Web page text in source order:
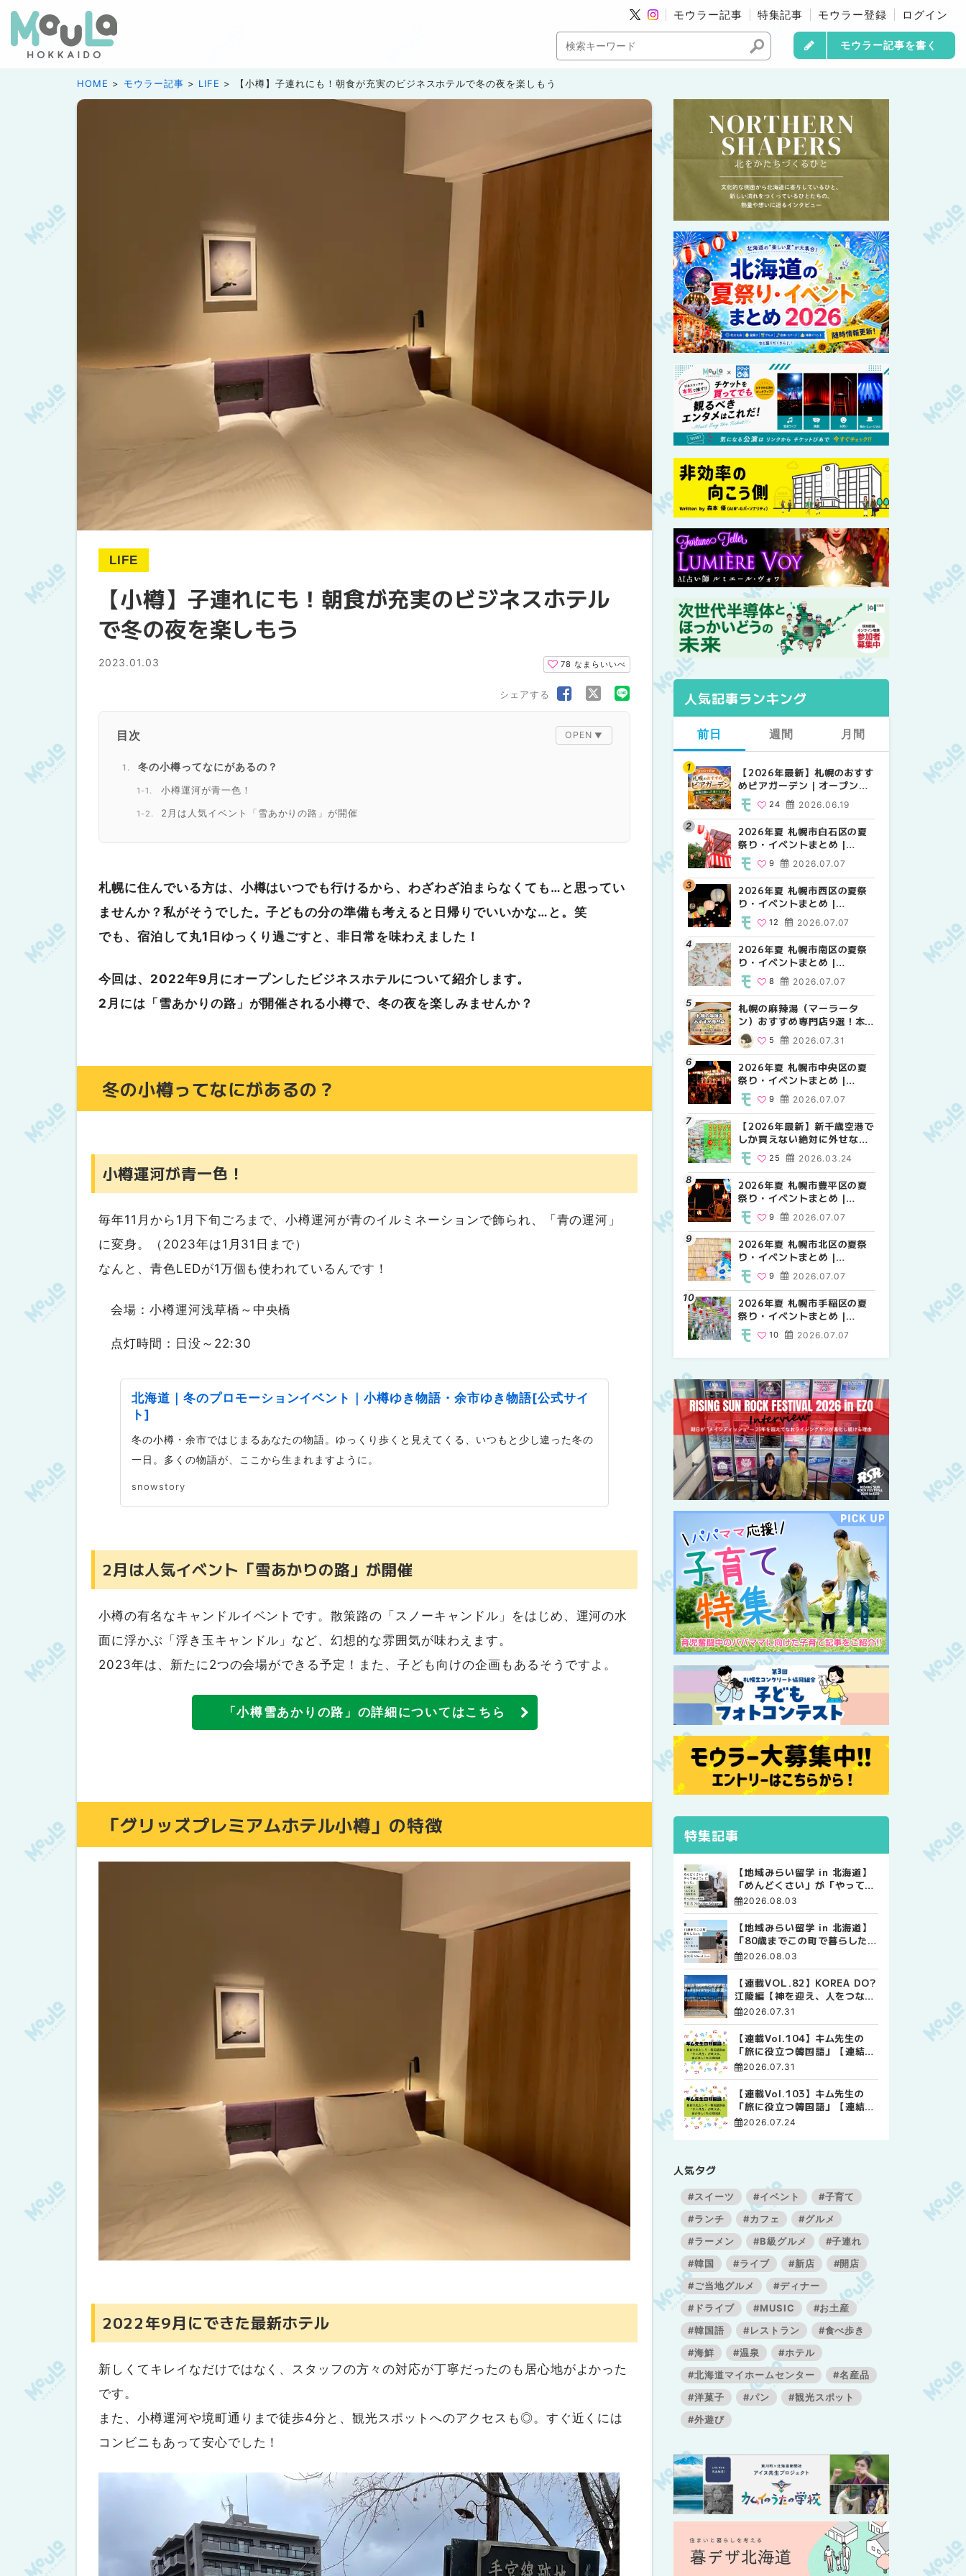
モウラー記事 特集記事 モウラー登録 ログイン
モウラー記事を書く
HOME モウラー記事 LIFE 【小樽】子連れにも！朝食が充実のビジネスホテルで冬の夜を楽しもう
LIFE
【小樽】子連れにも！朝食が充実のビジネスホテル
で冬の夜を楽しもう
2023.01.03 78 なまらいいべ
シェアする
目次
冬の小樽ってなにがあるの？
小樽運河が青一色！
2月は人気イベント「雪あかりの路」が開催
13種類のお部屋から選べる
最上階は大浴場！
最大の特徴！朝食が充実
子ども用イス・カトラリーもあり
まとめ
札幌に住んでいる方は、小樽はいつでも行けるから、わざわざ泊まらなくても…と思ってい
ませんか？私がそうでした。子どもの分の準備も考えると日帰りでいいかな…と。笑
でも、宿泊して丸1日ゆっくり過ごすと、非日常を味わえました！
今回は、2022年9月にオープンしたビジネスホテルについて紹介します。
2月には「雪あかりの路」が開催される小樽で、冬の夜を楽しみませんか？
冬の小樽ってなにがあるの？
小樽運河が青一色！
毎年11月から1月下旬ごろまで、小樽運河が青のイルミネーションで飾られ、「青の運河」
に変身。（2023年は1月31日まで）
なんと、青色LEDが1万個も使われているんです！
会場：小樽運河浅草橋～中央橋
点灯時間：日没～22:30
北海道｜冬のプロモーションイベント｜小樽ゆき物語・余市ゆき物語[公式サイ
ト]
冬の小樽・余市ではじまるあなたの物語。ゆっくり歩くと見えてくる、いつもと少し違った冬の
一日。多くの物語が、ここから生まれますように。
snowstory
2月は人気イベント「雪あかりの路」が開催
小樽の有名なキャンドルイベントです。散策路の「スノーキャンドル」をはじめ、運河の水
面に浮かぶ「浮き玉キャンドル」など、幻想的な雰囲気が味わえます。
2023年は、新たに2つの会場ができる予定！また、子ども向けの企画もあるそうですよ。
「小樽雪あかりの路」の詳細についてはこちら
「グリッズプレミアムホテル小樽」の特徴
2022年9月にできた最新ホテル
新しくてキレイなだけではなく、スタッフの方々の対応が丁寧だったのも居心地がよかった
です。
また、小樽運河や境町通りまで徒歩4分と、観光スポットへのアクセスも◎。すぐ近くには
コンビニもあって安心でした！
人気記事ランキング
前日
【2026年最新】札幌のおすす
めビアガーデン｜オープン日
順に徹底紹介！大通公園から
穴場テラスまで | MouLa
HOKKAIDO
2026.06.19
24
2026年夏 札幌市白石区の夏
祭り・イベントまとめ |
MouLa HOKKAIDO
2026.07.07
9
2026年夏 札幌市西区の夏祭
り・イベントまとめ |
MouLa HOKKAIDO
2026.07.07
12
2026年夏 札幌市南区の夏祭
り・イベントまとめ |
MouLa HOKKAIDO
2026.07.07
8
札幌の麻辣湯（マーラータ
ン）おすすめ専門店9選！本
場の量り売りから最新店まで
徹底比較 | MouLa
HOKKAIDO
2026.07.31
5
2026年夏 札幌市中央区の夏
祭り・イベントまとめ |
MouLa HOKKAIDO
2026.07.07
9
【2026年最新】新千歳空港で
しか買えない絶対に外せない
限定スイーツ・焼き菓子18選
| MouLa HOKKAIDO
2026.03.24
25
2026年夏 札幌市豊平区の夏
祭り・イベントまとめ |
MouLa HOKKAIDO
2026.07.07
9
2026年夏 札幌市北区の夏祭
り・イベントまとめ |
MouLa HOKKAIDO
2026.07.07
9
2026年夏 札幌市手稲区の夏
祭り・イベントまとめ |
MouLa HOKKAIDO
2026.07.07
10
週間
【2026年最新】札幌のおすす
めビアガーデン｜オープン日
穴場テラスまで | MouLa
HOKKAIDO
24
2026年夏 札幌市西区の夏祭
り・イベントまとめ |
12
2026年夏 札幌市北区の夏祭
り・イベントまとめ |
9
2026年夏 札幌市手稲区の夏
祭り・イベントまとめ |
10
2026年夏 札幌市白石区の夏
祭り・イベントまとめ |
9
2026年夏 札幌市清田区の夏
祭り・イベントまとめ |
6
2026年夏 札幌市南区の夏祭
り・イベントまとめ |
8
2026年夏 札幌市豊平区の夏
祭り・イベントまとめ |
9
2026年夏 札幌市中央区の夏
祭り・イベントまとめ |
9
2026年夏 恵庭市・千歳市の
夏祭り・イベントまとめ |
9
月間
【2026年最新】札幌のおすす
めビアガーデン｜オープン日
穴場テラスまで | MouLa
HOKKAIDO
24
2026年夏 札幌市北区の夏祭
り・イベントまとめ |
9
2026年夏 札幌市西区の夏祭
り・イベントまとめ |
12
2026年夏 札幌市白石区の夏
祭り・イベントまとめ |
9
2026年夏 札幌市手稲区の夏
祭り・イベントまとめ |
10
札幌の麻辣湯（マーラータ
ン）おすすめ専門店6選！本
徹底比較 | MouLa
HOKKAIDO
5
2026年夏 札幌市清田区の夏
祭り・イベントまとめ |
6
【2026年最新】新千歳空港で
しか買えない絶対に外せない
| MouLa HOKKAIDO
25
【新千歳空港】新カードラウ
ンジが開業。「SUPER
ラウンジアネックス）」をご
紹介！！ | MouLa
HOKKAIDO
18
2026年夏 札幌市豊平区の夏
祭り・イベントまとめ |
9
特集記事
【地域みらい留学 in 北海道】
「めんどくさい」が「やってみ
よう」に変わった。 十勝の風
に吹かれて走る、僕の泥臭くて
自由な高校生活
2026.08.03
【地域みらい留学 in 北海道】
「80歳までこの町で暮らした
い」 標津高校で踏み出した、
私らしい生き方
2026.08.03
【連載VOL.82】KOREA DO?
江陵編【神を迎え、人をつなぐ
時間 ― 江陵端午祭 】
2026.07.31
【連載Vol.104】キム先生の
「旅に役立つ韓国語」【連結語
尾について その4】
2026.07.31
【連載Vol.103】キム先生の
「旅に役立つ韓国語」【連結語
尾について その3】
2026.07.24
人気タグ
#スイーツ #イベント
#子育て
#ランチ
#カフェ
#グルメ
#ラーメン
#B級グルメ
#子連れ
#韓国
#ライブ #新店
#開店
#ご当地グルメ
#ディナー
#ドライブ
#MUSIC
#お土産
#韓国語
#レストラン
#食べ歩き
#海鮮
#温泉
#ホテル
#北海道マイホームセンター
#名産品
#洋菓子
#パン
#観光スポット
#外遊び